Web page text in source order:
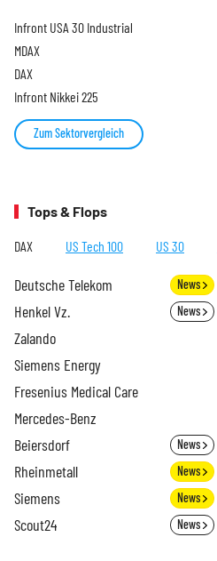
Infront USA 30 Industrial
MDAX
DAX
Infront Nikkei 225
Zum Sektorvergleich
Tops & Flops
DAX US Tech 100 US 30
Deutsche Telekom News
Henkel Vz. News
Zalando
Siemens Energy
Fresenius Medical Care
Mercedes-Benz
Beiersdorf News
Rheinmetall News
Siemens News
Scout24 News